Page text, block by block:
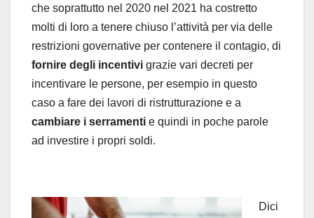
che soprattutto nel 2020 nel 2021 ha costretto
molti di loro a tenere chiuso l’attività per via delle
restrizioni governative per contenere il contagio, di
fornire degli incentivi grazie vari decreti per
incentivare le persone, per esempio in questo
caso a fare dei lavori di ristrutturazione e a
cambiare i serramenti e quindi in poche parole
ad investire i propri soldi.
Dici